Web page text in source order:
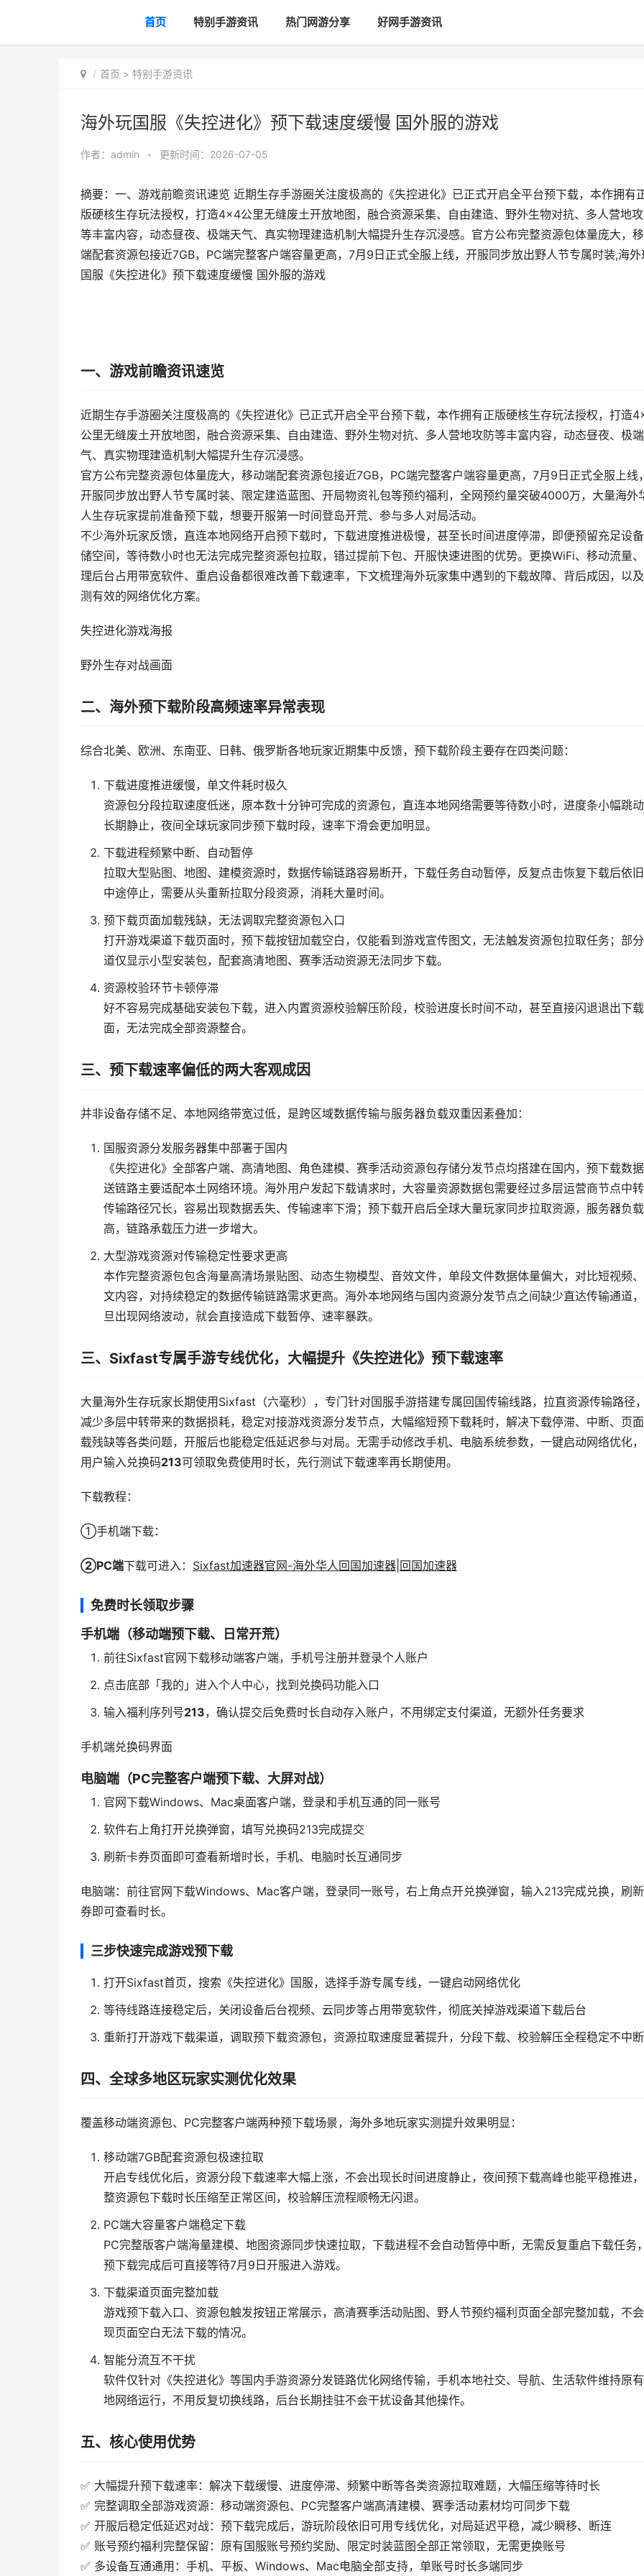
首页 特别手游资讯 热门网游分享 好网手游资讯
首页 > 特别手游资讯
海外玩国服《失控进化》预下载速度缓慢 国外服的游戏
作者： admin • 更新时间：2026-07-05
摘要：一、游戏前瞻资讯速览 近期生存手游圈关注度极高的《失控进化》已正式开启全平台预下载，本作拥有
版硬核生存玩法授权，打造4×4公里无缝废土开放地图，融合资源采集、自由建造、野外生物对抗、多人营地
等丰富内容，动态昼夜、极端天气、真实物理建造机制大幅提升生存沉浸感。官方公布完整资源包体量庞大，
端配套资源包接近7GB，PC端完整客户端容量更高，7月9日正式全服上线，开服同步放出野人节专属时装,海外
国服《失控进化》预下载速度缓慢 国外服的游戏
一、游戏前瞻资讯速览
近期生存手游圈关注度极高的《失控进化》已正式开启全平台预下载，本作拥有正版硬核生存玩法授权，打造
公里无缝废土开放地图，融合资源采集、自由建造、野外生物对抗、多人营地攻防等丰富内容，动态昼夜、极
气、真实物理建造机制大幅提升生存沉浸感。
官方公布完整资源包体量庞大，移动端配套资源包接近7GB，PC端完整客户端容量更高，7月9日正式全服上线
开服同步放出野人节专属时装、限定建造蓝图、开局物资礼包等预约福利，全网预约量突破4000万，大量海外
人生存玩家提前准备预下载，想要开服第一时间登岛开荒、参与多人对局活动。
不少海外玩家反馈，直连本地网络开启预下载时，下载进度推进极慢，甚至长时间进度停滞，即便预留充足设
储空间，等待数小时也无法完成完整资源包拉取，错过提前下包、开服快速进图的优势。更换WiFi、移动流量
理后台占用带宽软件、重启设备都很难改善下载速率，下文梳理海外玩家集中遇到的下载故障、背后成因，以
测有效的网络优化方案。
失控进化游戏海报
野外生存对战画面
二、海外预下载阶段高频速率异常表现
综合北美、欧洲、东南亚、日韩、俄罗斯各地玩家近期集中反馈，预下载阶段主要存在四类问题：
下载进度推进缓慢，单文件耗时极久
资源包分段拉取速度低迷，原本数十分钟可完成的资源包，直连本地网络需要等待数小时，进度条小幅跳
长期静止，夜间全球玩家同步预下载时段，速率下滑会更加明显。
下载进程频繁中断、自动暂停
拉取大型贴图、地图、建模资源时，数据传输链路容易断开，下载任务自动暂停，反复点击恢复下载后依
中途停止，需要从头重新拉取分段资源，消耗大量时间。
预下载页面加载残缺，无法调取完整资源包入口
打开游戏渠道下载页面时，预下载按钮加载空白，仅能看到游戏宣传图文，无法触发资源包拉取任务；部
道仅显示小型安装包，配套高清地图、赛季活动资源无法同步下载。
资源校验环节卡顿停滞
好不容易完成基础安装包下载，进入内置资源校验解压阶段，校验进度长时间不动，甚至直接闪退退出下
面，无法完成全部资源整合。
三、预下载速率偏低的两大客观成因
并非设备存储不足、本地网络带宽过低，是跨区域数据传输与服务器负载双重因素叠加：
国服资源分发服务器集中部署于国内
《失控进化》全部客户端、高清地图、角色建模、赛季活动资源包存储分发节点均搭建在国内，预下载数
送链路主要适配本土网络环境。海外用户发起下载请求时，大容量资源数据包需要经过多层运营商节点中
传输路径冗长，容易出现数据丢失、传输速率下滑；预下载开启后全球大量玩家同步拉取资源，服务器负
高，链路承载压力进一步增大。
大型游戏资源对传输稳定性要求更高
本作完整资源包包含海量高清场景贴图、动态生物模型、音效文件，单段文件数据体量偏大，对比短视频
文内容，对持续稳定的数据传输链路需求更高。海外本地网络与国内资源分发节点之间缺少直达传输通道
旦出现网络波动，就会直接造成下载暂停、速率暴跌。
三、Sixfast专属手游专线优化，大幅提升《失控进化》预下载速率
大量海外生存玩家长期使用Sixfast（六毫秒），专门针对国服手游搭建专属回国传输线路，拉直资源传输路径
减少多层中转带来的数据损耗，稳定对接游戏资源分发节点，大幅缩短预下载耗时，解决下载停滞、中断、页
载残缺等各类问题，开服后也能稳定低延迟参与对局。无需手动修改手机、电脑系统参数，一键启动网络优化
用户输入兑换码213可领取免费使用时长，先行测试下载速率再长期使用。
下载教程：
①手机端下载：
②PC端下载可进入： Sixfast加速器官网-海外华人回国加速器|回国加速器
免费时长领取步骤
手机端（移动端预下载、日常开荒）
前往Sixfast官网下载移动端客户端，手机号注册并登录个人账户
点击底部「我的」进入个人中心，找到兑换码功能入口
输入福利序列号213，确认提交后免费时长自动存入账户，不用绑定支付渠道，无额外任务要求
手机端兑换码界面
电脑端（PC完整客户端预下载、大屏对战）
官网下载Windows、Mac桌面客户端，登录和手机互通的同一账号
软件右上角打开兑换弹窗，填写兑换码213完成提交
刷新卡券页面即可查看新增时长，手机、电脑时长互通同步
电脑端：前往官网下载Windows、Mac客户端，登录同一账号，右上角点开兑换弹窗，输入213完成兑换，刷
券即可查看时长。
三步快速完成游戏预下载
打开Sixfast首页，搜索《失控进化》国服，选择手游专属专线，一键启动网络优化
等待线路连接稳定后，关闭设备后台视频、云同步等占用带宽软件，彻底关掉游戏渠道下载后台
重新打开游戏下载渠道，调取预下载资源包，资源拉取速度显著提升，分段下载、校验解压全程稳定不中断
四、全球多地区玩家实测优化效果
覆盖移动端资源包、PC完整客户端两种预下载场景，海外多地玩家实测提升效果明显：
移动端7GB配套资源包极速拉取
开启专线优化后，资源分段下载速率大幅上涨，不会出现长时间进度静止，夜间预下载高峰也能平稳推进
整资源包下载时长压缩至正常区间，校验解压流程顺畅无闪退。
PC端大容量客户端稳定下载
PC完整版客户端海量建模、地图资源同步快速拉取，下载进程不会自动暂停中断，无需反复重启下载任务
预下载完成后可直接等待7月9日开服进入游戏。
下载渠道页面完整加载
游戏预下载入口、资源包触发按钮正常展示，高清赛季活动贴图、野人节预约福利页面全部完整加载，不
现页面空白无法下载的情况。
智能分流互不干扰
软件仅针对《失控进化》等国内手游资源分发链路优化网络传输，手机本地社交、导航、生活软件维持原
地网络运行，不用反复切换线路，后台长期挂驻不会干扰设备其他操作。
五、核心使用优势
✅ 大幅提升预下载速率：解决下载缓慢、进度停滞、频繁中断等各类资源拉取难题，大幅压缩等待时长
✅ 完整调取全部游戏资源：移动端资源包、PC完整客户端高清建模、赛季活动素材均可同步下载
✅ 开服后稳定低延迟对战：预下载完成后，游玩阶段依旧可用专线优化，对局延迟平稳，减少瞬移、断连
✅ 账号预约福利完整保留：原有国服账号预约奖励、限定时装蓝图全部正常领取，无需更换账号
✅ 多设备互通通用：手机、平板、Windows、Mac电脑全部支持，单账号时长多端同步